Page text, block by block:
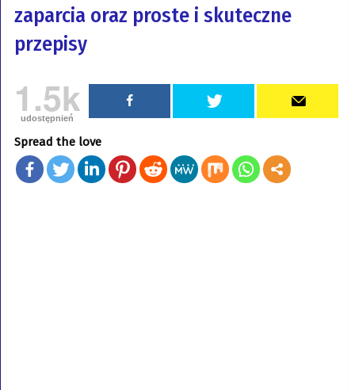
zaparcia oraz proste i skuteczne
przepisy
1.5k
udostępnień
Spread the love